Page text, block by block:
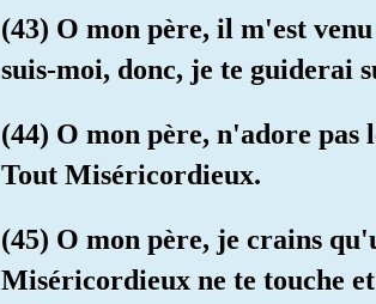
(43) O mon père, il m'est
suis-moi, donc, je te guiderai
(44) O mon père, n'adore pas
Tout Miséricordieux.
(45) O mon père, je crains
Miséricordieux ne te touche